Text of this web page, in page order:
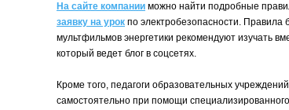
На сайте компании можно найти подробные
заявку на урок по электробезопасности. Правила
мультфильмов энергетики рекомендуют изучать
который ведет блог в соцсетях.
Кроме того, педагоги образовательных
самостоятельно при помощи